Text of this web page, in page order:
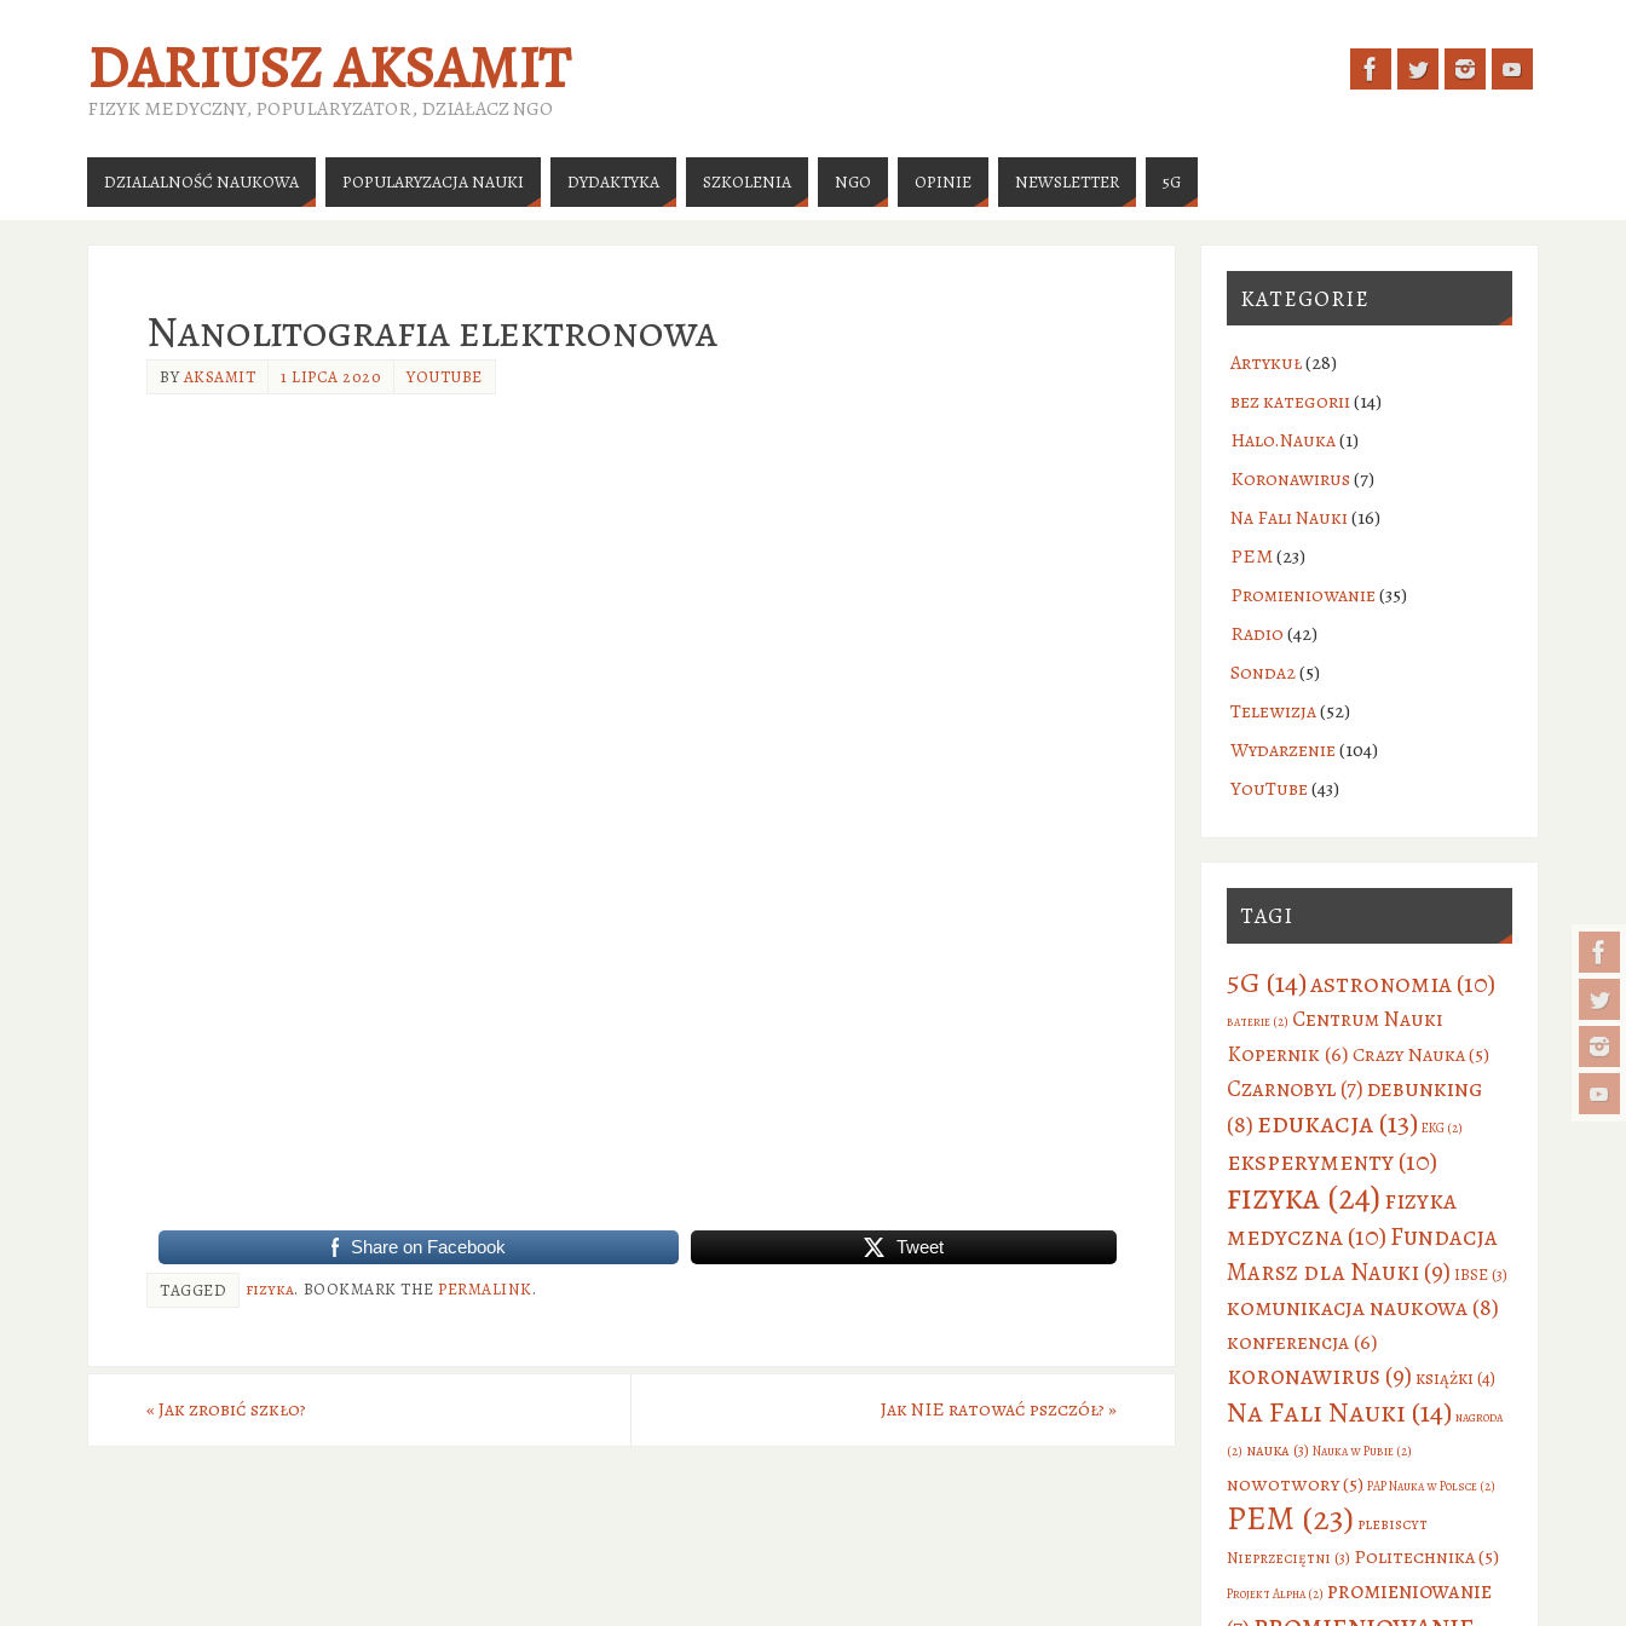
DARIUSZ AKSAMIT
FIZYK MEDYCZNY, POPULARYZATOR, DZIAŁACZ NGO
DZIALALNOŚĆ NAUKOWA POPULARYZACJA NAUKI DYDAKTYKA SZKOLENIA NGO OPINIE NEWSLETTER 5G
Nanolitografia elektronowa
BYAKSAMIT 1 LIPCA 2020 YOUTUBE
Share on Facebook Tweet
TAGGED fizyka. BOOKMARK THE PERMALINK.
«Jak zrobić szkło? Jak NIE ratować pszczół?»
KATEGORIE
Artykuł(28)
bez kategorii(14)
Halo.Nauka(1)
Koronawirus(7)
Na Fali Nauki(16)
PEM(23)
Promieniowanie(35)
Radio(42)
Sonda2(5)
Telewizja(52)
Wydarzenie(104)
YouTube(43)
TAGI
5G (14)astronomia(10)
baterie(2) Centrum Nauki
Kopernik(6)Crazy Nauka(5)
Czarnobyl(7)debunking
(8)edukacja(13) EKG(2)
eksperymenty(10)
fizyka(24)fizyka
medyczna(10)Fundacja
Marsz dla Nauki(9) IBSE(3)
komunikacja naukowa(8)
konferencja(6)
koronawirus (9) książki (4)
Na Fali Nauki (14) nagroda
(2) nauka(3) Nauka w Pubie(2)
nowotwory(5) PAP Nauka w Polsce(2)
PEM (23) plebiscyt
Nieprzeciętni (3) Politechnika(5)
Projekt Alpha(2) promieniowanie